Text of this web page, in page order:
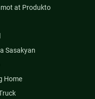
at Produkto
Sasakyan
Home